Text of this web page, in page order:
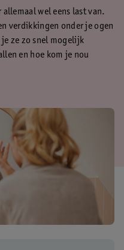
wel eens last van.
verdikkingen onder je ogen
ze zo snel mogelijk
en hoe kom je nou